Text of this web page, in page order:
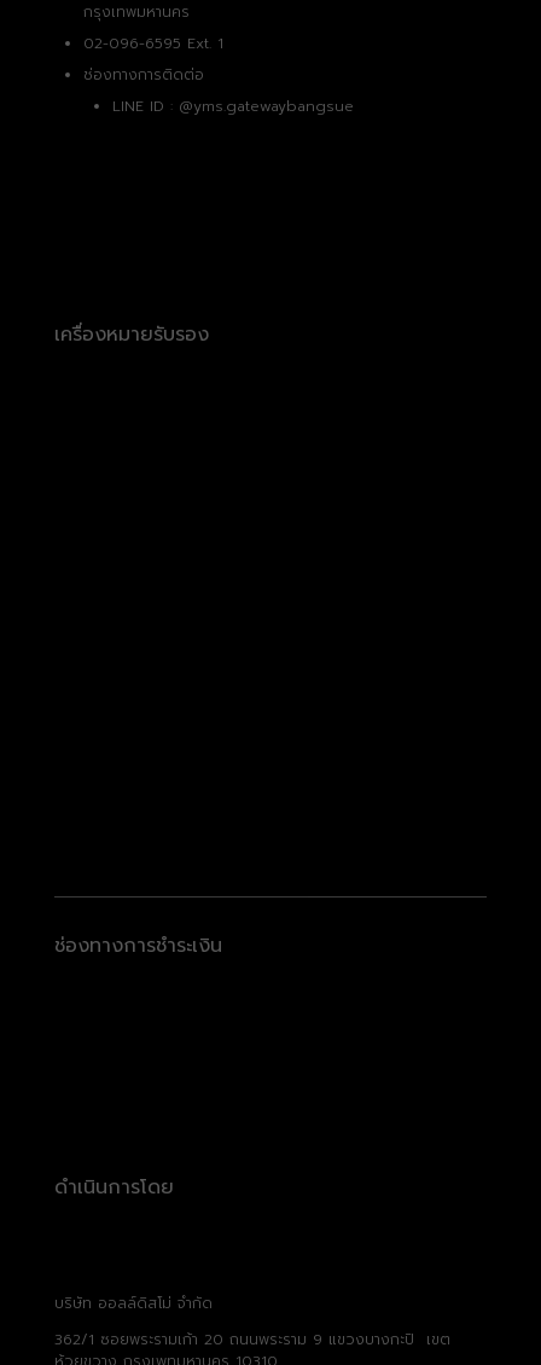
กรุงเทพมหานคร
02-096-6595 Ext. 1
ช่องทางการติดต่อ
LINE ID : @yms.gatewaybangsue
เครื่องหมายรับรอง
ช่องทางการชำระเงิน
ดำเนินการโดย
บริษัท ออลล์ดิสโม่ จำกัด
362/1 ซอยพระรามเก้า 20 ถนนพระราม 9 แขวงบางกะปิ เขต